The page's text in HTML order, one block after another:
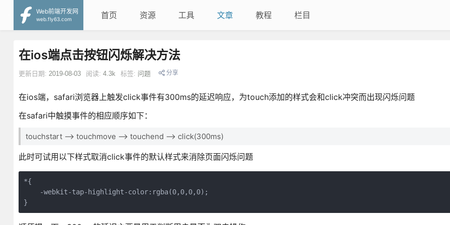
Web前端开发网
web.fly63.com
首页 资源 工具 文章 教程 栏目
在ios端点击按钮闪烁解决方法
更新日期: 2019-08-03 阅读: 4.3k 标签: 问题 分享
在ios端，safari浏览器上触发click事件有300ms的延迟响应，为touch添加的样式会和click冲突而出现闪烁问题
在safari中触摸事件的相应顺序如下：
touchstart --> touchmove --> touchend --> click(300ms)
此时可试用以下样式取消click事件的默认样式来消除页面闪烁问题
*{
    -webkit-tap-highlight-color:rgba(0,0,0,0);
}